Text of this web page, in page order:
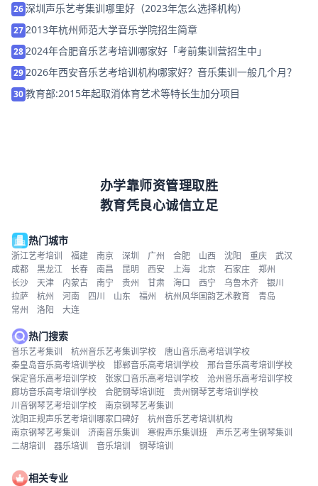
26深圳声乐艺考集训哪里好（2023年怎么选择机构）
272013年杭州师范大学音乐学院招生简章
282024年合肥音乐艺考培训哪家好「考前集训营招生中」
292026年西安音乐艺考培训机构哪家好？音乐集训一般几个月？
30教育部:2015年起取消体育艺术等特长生加分项目
办学靠师资管理取胜
教育凭良心诚信立足
热门城市
浙江艺考培训 福建 南京 深圳 广州 合肥 山西 沈阳 重庆
武汉
成都
黑龙江 长春 南昌 昆明 西安 上海 北京 石家庄
郑州
长沙
天津 内蒙古 南宁 贵州 甘肃 海口 西宁 乌鲁木齐
银川
拉萨
杭州 河南 四川 山东 福州 杭州风华国韵艺术教育
青岛
常州
洛阳 大连
热门搜索
音乐艺考集训 杭州音乐艺考集训学校
唐山音乐高考培训学校
秦皇岛音乐高考培训学校
邯郸音乐高考培训学校
邢台音乐高考培训学校
保定音乐高考培训学校
张家口音乐高考培训学校
沧州音乐高考培训学校
廊坊音乐高考培训学校
合肥钢琴培训班
贵州钢琴艺考培训学校
川音钢琴艺考培训学校
南京钢琴艺考集训
沈阳正规声乐艺考培训哪家口碑好
杭州音乐艺考培训机构
南京钢琴艺考集训
济南音乐集训 寒假声乐集训班
声乐艺考生钢琴集训
二胡培训
器乐培训 音乐培训 钢琴培训
相关专业